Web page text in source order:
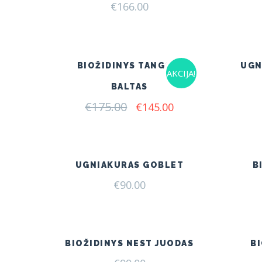
€166.00
AKCIJA!
BIOŽIDINYS TANGO 3
BALTAS
€175.00 Original
€145.00Current
UGNIAKURAS GOBLET
€90.00
BIOŽIDINYS NEST JUODAS